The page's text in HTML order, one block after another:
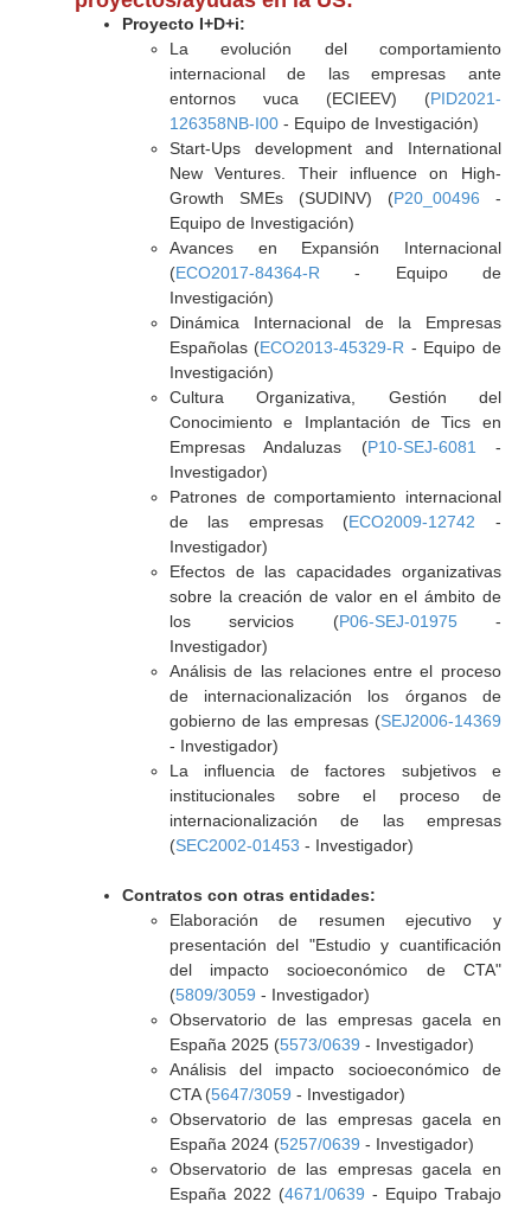
Proyecto I+D+i:
La evolución del comportamiento
internacional de las empresas ante
entornos vuca (ECIEEV) (PID2021-
126358NB-I00- Equipo de Investigación)
Start-Ups development and International
New Ventures. Their influence on High-
Growth SMEs (SUDINV) (P20_00496 -
Equipo de Investigación)
Avances en Expansión Internacional
(ECO2017-84364-R - Equipo de
Investigación)
Dinámica Internacional de la Empresas
Españolas (ECO2013-45329-R - Equipo de
Investigación)
Cultura Organizativa, Gestión del
Conocimiento e Implantación de Tics en
Empresas Andaluzas (P10-SEJ-6081
-
Investigador)
Patrones de comportamiento internacional
de las empresas (ECO2009-12742 -
Investigador)
Efectos de las capacidades organizativas
sobre la creación de valor en el ámbito de
los servicios (P06-SEJ-01975-
Investigador)
Análisis de las relaciones entre el proceso
de internacionalización los órganos de
gobierno de las empresas (SEJ2006-14369
- Investigador)
La influencia de factores subjetivos e
institucionales sobre el proceso de
internacionalización de las empresas
(SEC2002-01453 - Investigador)
Contratos con otras entidades:
Elaboración de resumen ejecutivo y
presentación del "Estudio y cuantificación
del impacto socioeconómico de CTA"
(5809/3059 - Investigador)
Observatorio de las empresas gacela en
España 2025 (5573/0639 - Investigador)
Análisis del impacto socioeconómico de
CTA (5647/3059 - Investigador)
Observatorio de las empresas gacela en
España 2024 (5257/0639 - Investigador)
Observatorio de las empresas gacela en
España 2022 (4671/0639 - Equipo Trabajo